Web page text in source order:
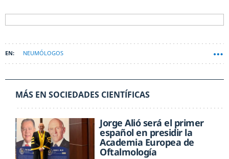
NEUMÓLOGOS
MÁS EN SOCIEDADES CIENTÍFICAS
Jorge Alió será el primer
español en presidir la
Academia Europea de
Oftalmología